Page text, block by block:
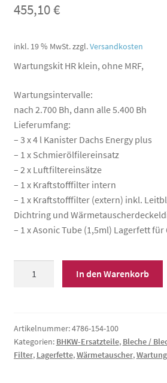
455,10€
inkl. 19 % MwSt.zzgl.Versandkosten
Wartungskit HR klein, ohne MRF,
Wartungsintervalle:
nach 2.700 Bh, dann alle 5.400 Bh
Lieferumfang:
– 3 x 4 l Kanister Dachs Energy plus
– 1 x Schmierölfilereinsatz
– 2 x Luftfiltereinsätze
– 1 x Kraftstofffilter intern
– 1 x Kraftstofffilter (extern) inkl.
Dichtring und
– 1 x Asonic Tube (1,5ml) Lagerfett
MRF,
mit
Öl
In den Warenkorb
Artikelnummer:4786-154-100
Kategorien: BHKW-Ersatzteile, Bleche /
Filter, Lagerfette,Wärmetauscher,Wartung